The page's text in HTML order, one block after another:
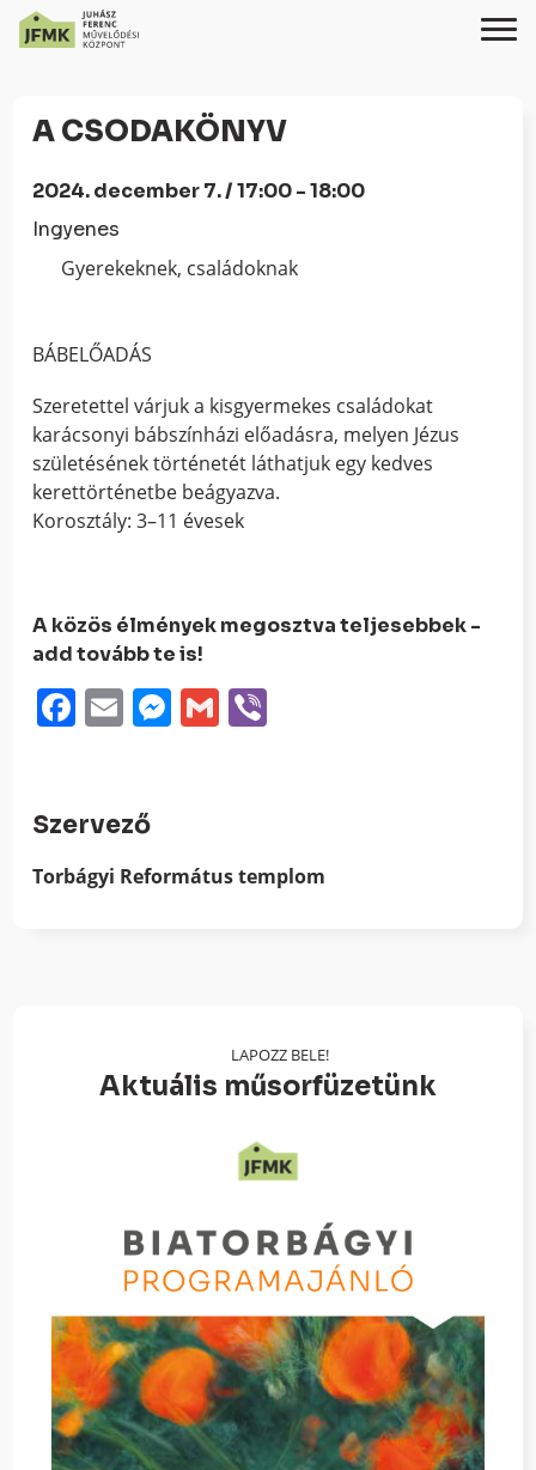
Content
navigációhozA CSODAKÖNYV
2024. december 7. / 17:00 - 18:00
Ingyenes
Gyerekeknek, családoknak
BÁBELŐADÁS
Szeretettel várjuk a kisgyermekes családokat
karácsonyi bábszínházi előadásra, melyen Jézus
születésének történetét láthatjuk egy kedves
kerettörténetbe beágyazva.
Korosztály: 3–11 évesek
A közös élmények megosztva teljesebbek -
add tovább te is!
Facebook
EmailMessenger
Gmail
Szervező
Torbágyi Református templom
LAPOZZ BELE!
Aktuális műsorfüzetünk